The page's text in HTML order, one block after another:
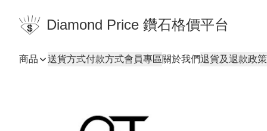
Diamond Price 鑽石格價平台
商品 送貨方式付款方式會員專區關於我們退貨及退款政策